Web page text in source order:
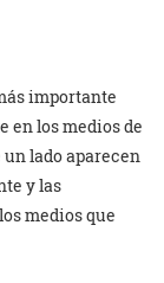
importante
en los medios de
lado aparecen
y las
medios que